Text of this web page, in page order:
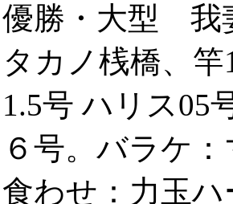
優勝・大型 我
タカノ桟橋、
1.5号 ハリス05
６号。バラケ
食わせ：力玉